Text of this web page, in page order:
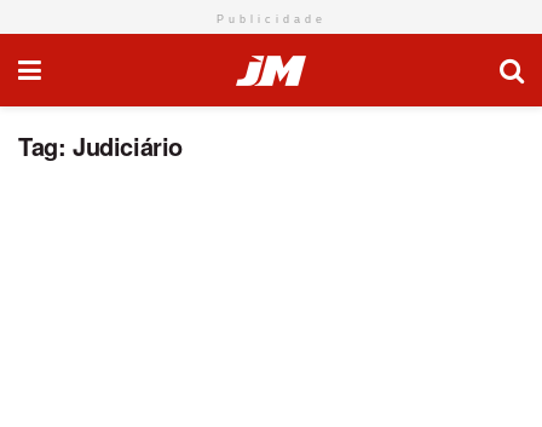
Publicidade
Tag: Judiciário